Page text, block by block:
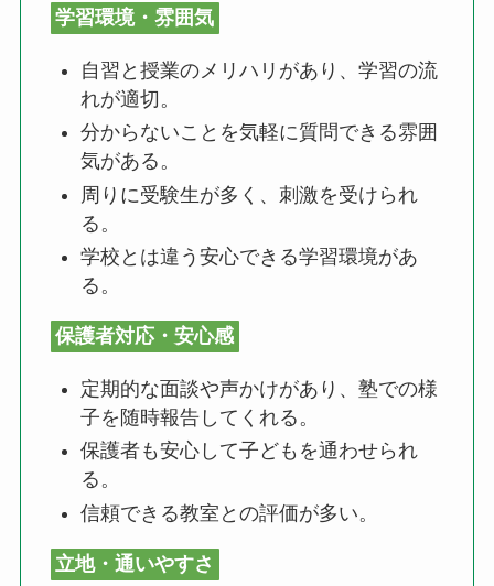
学習環境・雰囲気
自習と授業のメリハリがあり、学習の流
れが適切。
分からないことを気軽に質問できる雰囲
気がある。
周りに受験生が多く、刺激を受けられ
る。
学校とは違う安心できる学習環境があ
る。
保護者対応・安心感
定期的な面談や声かけがあり、塾での様
子を随時報告してくれる。
保護者も安心して子どもを通わせられ
る。
信頼できる教室との評価が多い。
立地・通いやすさ